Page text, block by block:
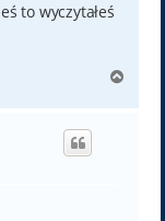
to wyczytałeś
g